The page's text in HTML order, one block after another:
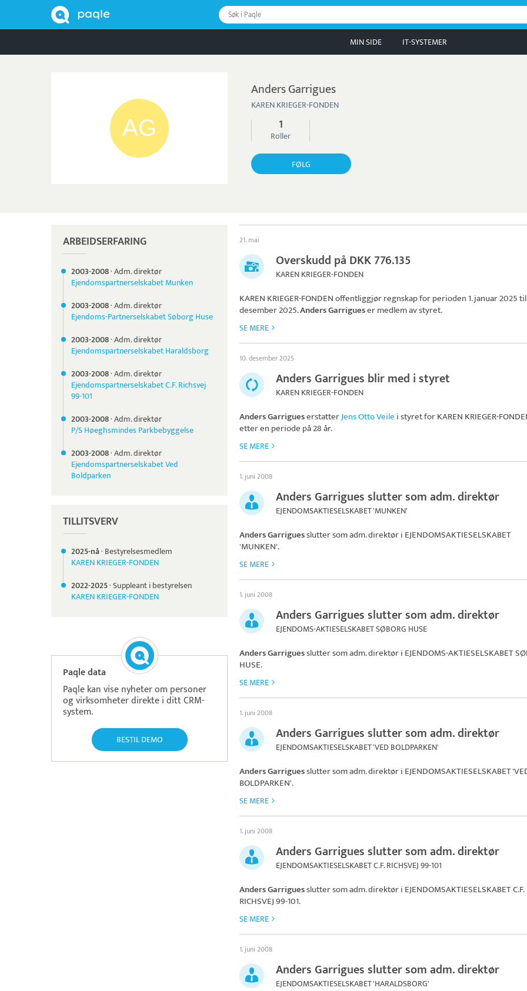
Søk i Paqle
MIN SIDE IT-SYSTEMER
Anders Garrigues
KAREN KRIEGER-FONDEN
1
Roller
FØLG
ARBEIDSERFARING
2003-2008·Adm. direktør
Ejendomspartnerselskabet Munken
2003-2008·Adm. direktør
Ejendoms-Partnerselskabet Søborg Huse
2003-2008·Adm. direktør
Ejendomspartnerselskabet Haraldsborg
2003-2008·Adm. direktør
Ejendomspartnerselskabet C.F. Richsvej
99-101
2003-2008·Adm. direktør
P/S Høeghsmindes Parkbebyggelse
2003-2008·Adm. direktør
Ejendomspartnerselskabet Ved
Boldparken
TILLITSVERV
2025-nå· Bestyrelsesmedlem
KAREN KRIEGER-FONDEN
2022-2025·Suppleant i bestyrelsen
KAREN KRIEGER-FONDEN
Paqle data
Paqle kan vise nyheter om personer
og virksomheter direkte i ditt CRM-
system.
BESTIL DEMO
21. mai
Overskudd på DKK 776.135
KAREN KRIEGER-FONDEN
KAREN KRIEGER-FONDENoffentliggjør regnskap for perioden 1. januar 2025 til
desember 2025.Anders Garrigueser medlem av styret.
SE MERE
10. desember 2025
Anders Garrigues blir med i styret
KAREN KRIEGER-FONDEN
Anders GarrigueserstatterJens Otto Veile i styret forKAREN KRIEGER-
etter en periode på 28 år.
SE MERE
1. juni 2008
Anders Garrigues slutter som adm. direktør
EJENDOMSAKTIESELSKABET 'MUNKEN'
Anders Garriguesslutter som adm. direktør i EJENDOMSAKTIESELSKABET
'MUNKEN'.
SE MERE
1. juni 2008
Anders Garrigues slutter som adm. direktør
EJENDOMS-AKTIESELSKABET SØBORG HUSE
Anders Garriguesslutter som adm. direktør i EJENDOMS-AKTIESELSKABET
HUSE.
SE MERE
1. juni 2008
Anders Garrigues slutter som adm. direktør
EJENDOMSAKTIESELSKABET 'VED BOLDPARKEN'
Anders Garriguesslutter som adm. direktør i EJENDOMSAKTIESELSKABET
BOLDPARKEN'.
SE MERE
1. juni 2008
Anders Garrigues slutter som adm. direktør
EJENDOMSAKTIESELSKABET C.F. RICHSVEJ 99-101
Anders Garriguesslutter som adm. direktør i EJENDOMSAKTIESELSKABET C.F.
RICHSVEJ 99-101.
SE MERE
1. juni 2008
Anders Garrigues slutter som adm. direktør
EJENDOMSAKTIESELSKABET 'HARALDSBORG'